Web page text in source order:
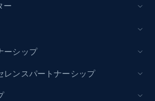
ー
ーシップ
レンスパートナーシップ